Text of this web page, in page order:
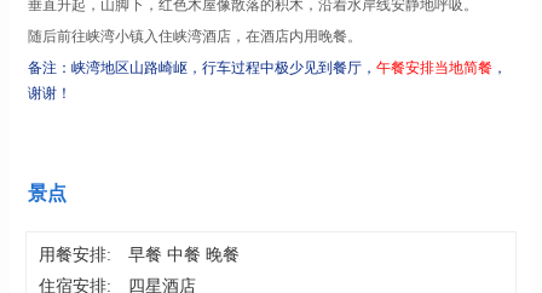
垂直升起，山脚下，红色木屋像散落的积木，沿着水岸线安静地呼吸。
随后前往峡湾小镇入住峡湾酒店，在酒店内用晚餐。
备注：峡湾地区山路崎岖，行车过程中极少见到餐厅， 午餐安排当地简餐 ，
谢谢！
景点
用餐安排:
早餐 中餐 晚餐
住宿安排:
四星酒店